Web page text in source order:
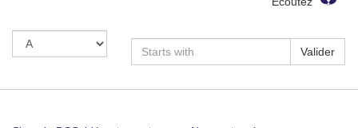
Valider